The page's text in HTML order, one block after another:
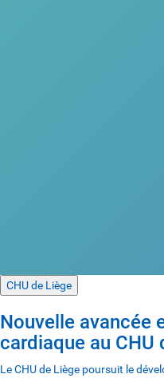
CHU de Liège
Nouvelle avancée
cardiaque au CHU
Le CHU de Liège poursuit le